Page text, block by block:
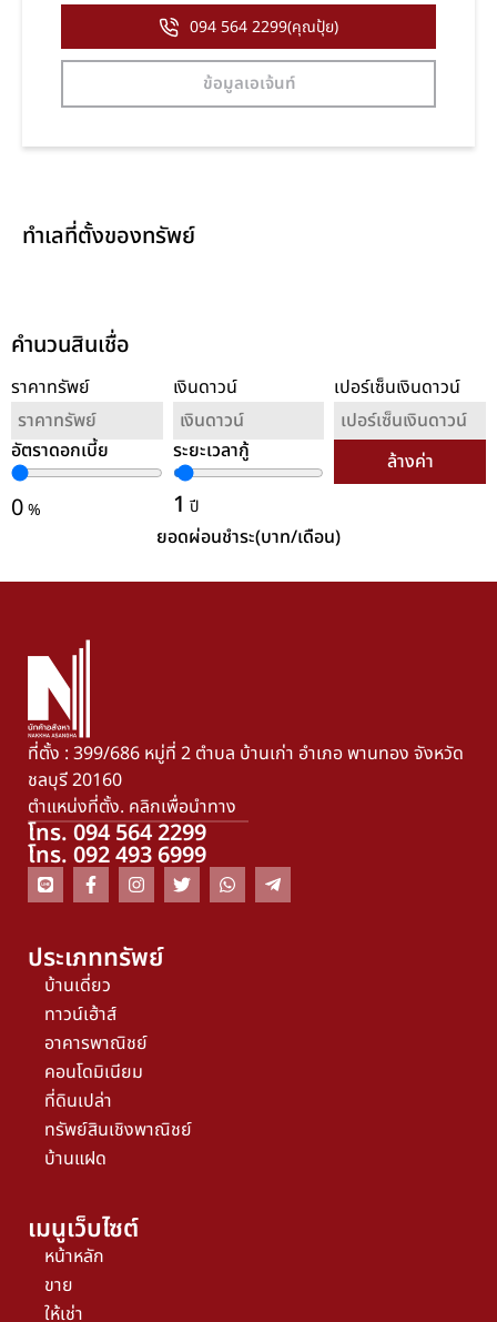
094 564 2299(คุณปุ้ย)
ข้อมูลเอเจ้นท์
ทำเลที่ตั้งของทรัพย์
คำนวนสินเชื่อ
ราคาทรัพย์ เงินดาวน์ เปอร์เซ็นเงินดาวน์
อัตราดอกเบี้ย
0%
ระยะเวลากู้
1 ปี
ล้างค่า
ยอดผ่อนชำระ(บาท/เดือน)
ที่ตั้ง : 399/686 หมู่ที่ 2 ตำบล บ้านเก่า อำเภอ พานทอง จังหวัด
ชลบุรี 20160
ตำแหน่งที่ตั้ง. คลิกเพื่อนำทาง
โทร. 094 564 2299
โทร. 092 493 6999
ประเภททรัพย์
บ้านเดี่ยว
ทาวน์เฮ้าส์
อาคารพาณิชย์
คอนโดมิเนียม
ที่ดินเปล่า
ทรัพย์สินเชิงพาณิชย์
บ้านแฝด
เมนูเว็บไซต์
หน้าหลัก
ขาย
ให้เช่า